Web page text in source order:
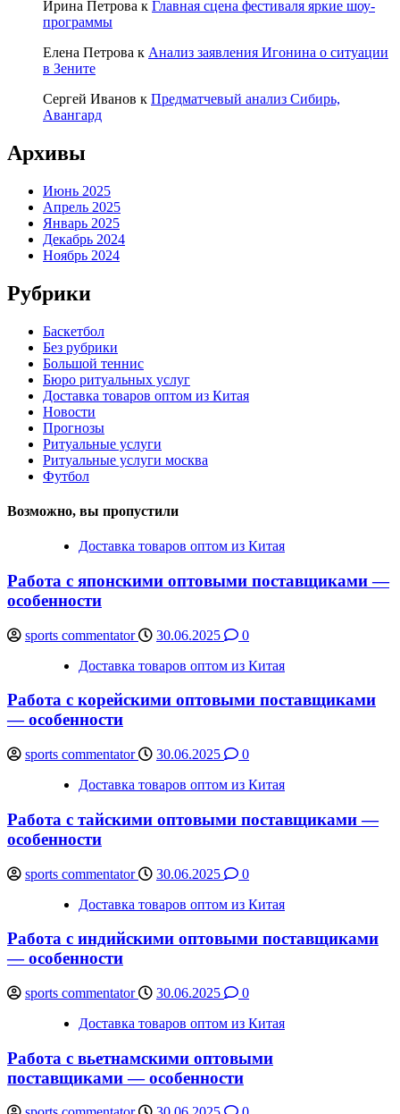
Ирина Петрова к Главная сцена фестиваля яркие шоу-
программы
Елена Петрова к Анализ заявления Игонина о ситуации
в Зените
Сергей Иванов к Предматчевый анализ Сибирь,
Авангард
Архивы
Июнь 2025
Апрель 2025
Январь 2025
Декабрь 2024
Ноябрь 2024
Рубрики
Баскетбол
Без рубрики
Большой теннис
Бюро ритуальных услуг
Доставка товаров оптом из Китая
Новости
Прогнозы
Ритуальные услуги
Ритуальные услуги москва
Футбол
Возможно, вы пропустили
Доставка товаров оптом из Китая
Работа с японскими оптовыми поставщиками —
особенности
sports commentator 30.06.2025
0
Доставка товаров оптом из Китая
Работа с корейскими оптовыми поставщиками
— особенности
sports commentator 30.06.2025
0
Доставка товаров оптом из Китая
Работа с тайскими оптовыми поставщиками —
особенности
sports commentator 30.06.2025
0
Доставка товаров оптом из Китая
Работа с индийскими оптовыми поставщиками
— особенности
sports commentator 30.06.2025
0
Доставка товаров оптом из Китая
Работа с вьетнамскими оптовыми
поставщиками — особенности